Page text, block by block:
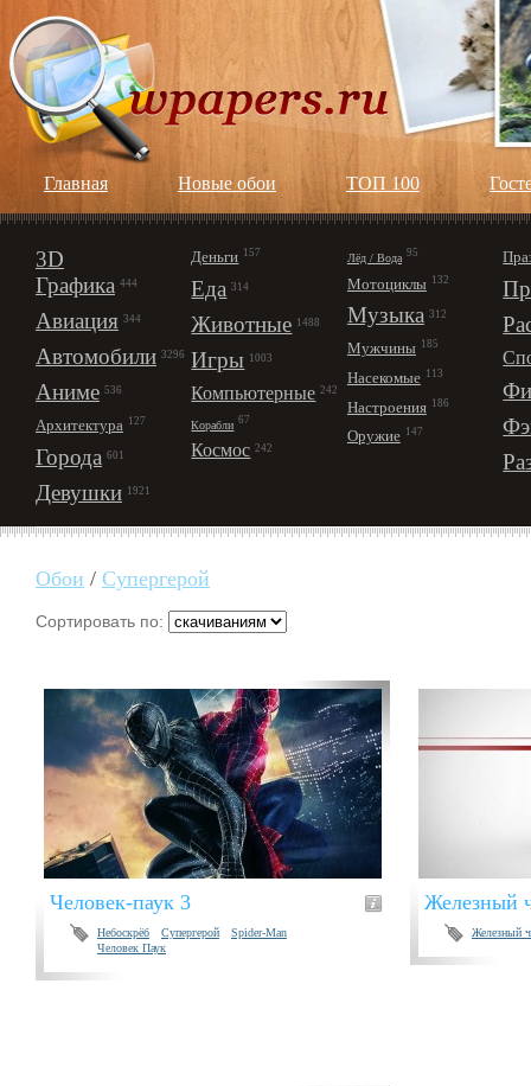
Главная Новые обои ТОП 100
3D
Графика 444
Авиация 344
Автомобили 3296
Аниме 536
Архитектура 127
Города 601
Девушки 1921
Деньги 157
Еда 314
Животные 1488
Игры 1003
Компьютерные 242
Корабли 67
Космос 242
Лёд / Вода 95
Мотоциклы 132
Музыка 312
Мужчины 185
Насекомые 113
Настроения 186
Оружие 147
Обои / Супергерой
Сортировать по:
Человек-паук 3
Небоскрёб Супергерой
Spider-Man
Человек Паук
Железный
Железный